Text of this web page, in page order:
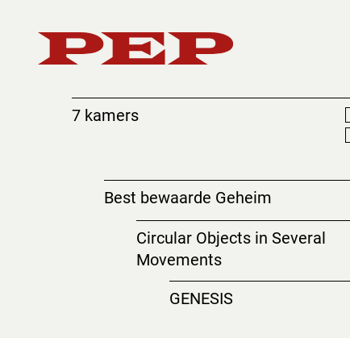
7 kamers
Best bewaarde Geheim
Circular Objects in Several
Movements
GENESIS